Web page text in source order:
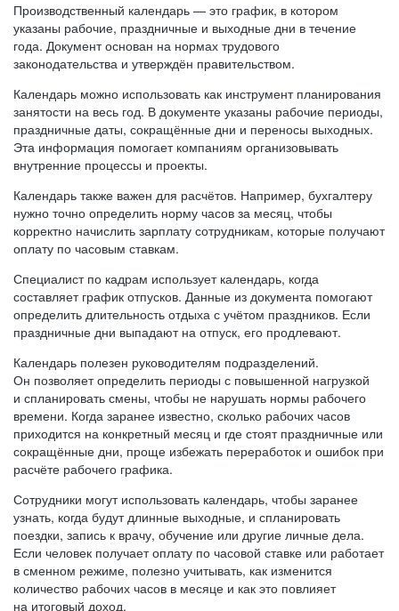
Производственный календарь — это график, в котором
указаны рабочие, праздничные и выходные дни в течение
года. Документ основан на нормах трудового
законодательства и утверждён правительством.
Календарь можно использовать как инструмент планирования
занятости на весь год. В документе указаны рабочие периоды,
праздничные даты, сокращённые дни и переносы выходных.
Эта информация помогает компаниям организовывать
внутренние процессы и проекты.
Календарь также важен для расчётов. Например, бухгалтеру
нужно точно определить норму часов за месяц, чтобы
корректно начислить зарплату сотрудникам, которые получают
оплату по часовым ставкам.
Специалист по кадрам использует календарь, когда
составляет график отпусков. Данные из документа помогают
определить длительность отдыха с учётом праздников. Если
праздничные дни выпадают на отпуск, его продлевают.
Календарь полезен руководителям подразделений.
Он позволяет определить периоды с повышенной нагрузкой
и спланировать смены, чтобы не нарушать нормы рабочего
времени. Когда заранее известно, сколько рабочих часов
приходится на конкретный месяц и где стоят праздничные или
сокращённые дни, проще избежать переработок и ошибок при
расчёте рабочего графика.
Сотрудники могут использовать календарь, чтобы заранее
узнать, когда будут длинные выходные, и спланировать
поездки, запись к врачу, обучение или другие личные дела.
Если человек получает оплату по часовой ставке или работает
в сменном режиме, полезно учитывать, как изменится
количество рабочих часов в месяце и как это повлияет
на итоговый доход.